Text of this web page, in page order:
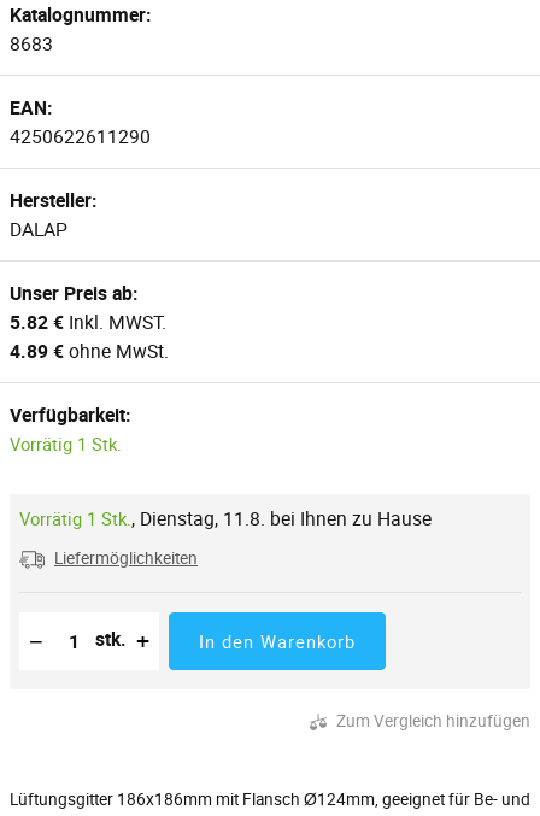
Katalognummer:
8683
EAN:
4250622611290
Hersteller:
DALAP
Unser Preis ab:
5.82 € Inkl. MWST.
4.89 €ohne MwSt.
Verfügbarkeit:
Vorrätig 1 Stk.
Vorrätig 1 Stk., Dienstag, 11.8. bei Ihnen zu Hause
Liefermöglichkeiten
−
Reduzierung der Menge
Anzahl der Stücke
stk. + In den Warenkorb
Zum Vergleich hinzufügen
Lüftungsgitter 186x186mm mit Flansch Ø124mm, geeignet für Be- und